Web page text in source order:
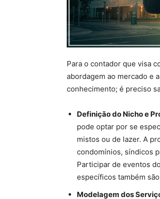
Para o contador que visa
abordagem ao mercado e
conhecimento; é preciso
Definição do Nicho e
pode optar por se
mistos ou de lazer. A
condomínios, síndicos
Participar de eventos
específicos também
Modelagem dos